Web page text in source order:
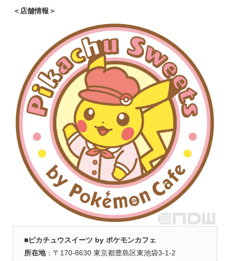
＜店舗情報＞
■ピカチュウスイーツ by ポケモンカフェ
所在地：〒170-8630 東京都豊島区東池袋3-1-2